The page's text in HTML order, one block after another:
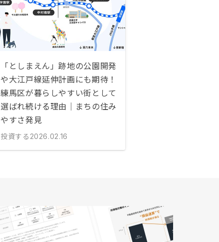
「としまえん」跡地の公園開発
や大江戸線延伸計画にも期待！
練馬区が暮らしやすい街として
選ばれ続ける理由｜まちの住み
やすさ発見
投資する 2026.02.16